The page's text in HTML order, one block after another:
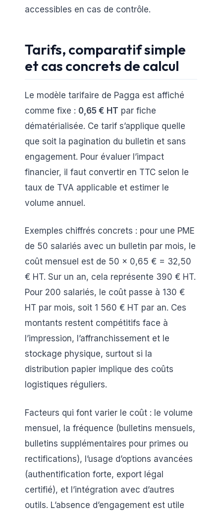
accessibles en cas de contrôle.
Tarifs, comparatif simple
et cas concrets de calcul
Le modèle tarifaire de Pagga est affiché
comme fixe : 0,65 € HT par fiche
dématérialisée. Ce tarif s’applique quelle
que soit la pagination du bulletin et sans
engagement. Pour évaluer l’impact
financier, il faut convertir en TTC selon le
taux de TVA applicable et estimer le
volume annuel.
Exemples chiffrés concrets : pour une PME
de 50 salariés avec un bulletin par mois, le
coût mensuel est de 50 × 0,65 € = 32,50
€ HT. Sur un an, cela représente 390 € HT.
Pour 200 salariés, le coût passe à 130 €
HT par mois, soit 1 560 € HT par an. Ces
montants restent compétitifs face à
l’impression, l’affranchissement et le
stockage physique, surtout si la
distribution papier implique des coûts
logistiques réguliers.
Facteurs qui font varier le coût : le volume
mensuel, la fréquence (bulletins mensuels,
bulletins supplémentaires pour primes ou
rectifications), l’usage d’options avancées
(authentification forte, export légal
certifié), et l’intégration avec d’autres
outils. L’absence d’engagement est utile